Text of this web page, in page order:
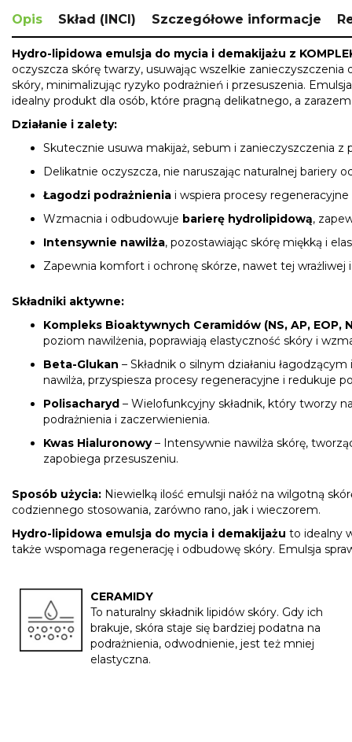
Opis Skład (INCI) Szczegółowe informacje
Hydro-lipidowa emulsja do mycia i demakijażu z
oczyszcza skórę twarzy, usuwając wszelkie
skóry, minimalizując ryzyko podrażnień i przesuszenia.
idealny produkt dla osób, które pragną delikatnego, a
Działanie i zalety:
Skutecznie usuwa makijaż, sebum i zanieczyszczenia z
Delikatnie oczyszcza, nie naruszając naturalnej bariery
Łagodzi podrażnienia i wspiera procesy regeneracyjne
Wzmacnia i odbudowuje barierę hydrolipidową,
Intensywnie nawilża, pozostawiając skórę miękką i
Zapewnia komfort i ochronę skórze, nawet tej wrażliwej
Składniki aktywne:
Kompleks Bioaktywnych Ceramidów (NS, AP, EOP,
poziom nawilżenia, poprawiają elastyczność skóry i
Beta-Glukan – Składnik o silnym działaniu
nawilża, przyspiesza procesy regeneracyjne i redukuje
Polisacharyd – Wielofunkcyjny składnik, który tworzy
podrażnienia i zaczerwienienia.
Kwas Hialuronowy– Intensywnie nawilża skórę,
zapobiega przesuszeniu.
Sposób użycia: Niewielką ilość emulsji nałóż na wilgotną
codziennego stosowania, zarówno rano, jak i wieczorem.
Hydro-lipidowa emulsja do mycia i demakijażu to idealny
także wspomaga regenerację i odbudowę skóry. Emulsja
CERAMIDY
To naturalny składnik lipidów skóry. Gdy ich
brakuje, skóra staje się bardziej podatna na
podrażnienia, odwodnienie, jest też mniej
elastyczna.